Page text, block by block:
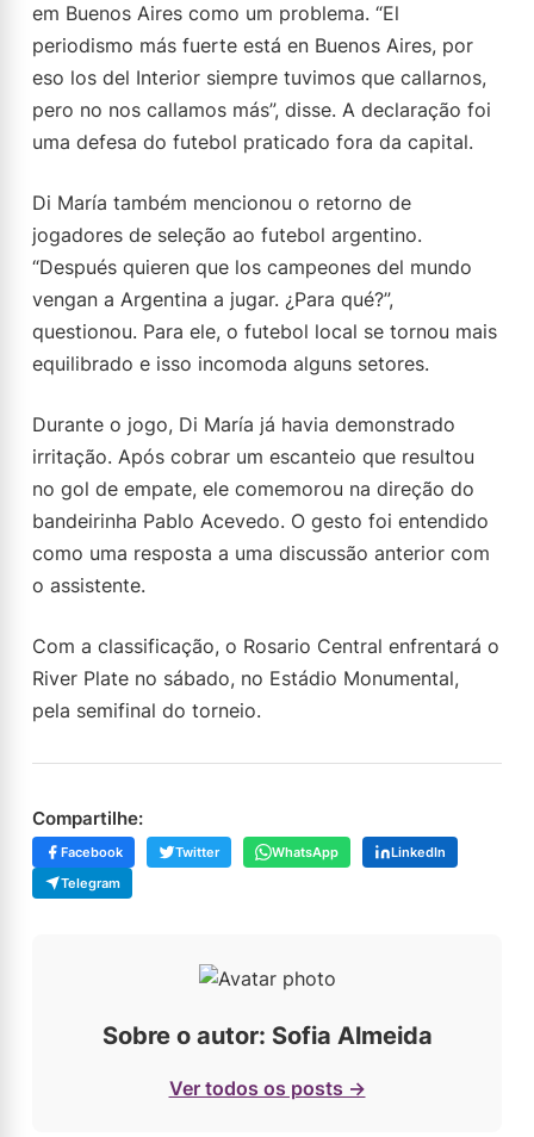
em Buenos Aires como um problema. “El
periodismo más fuerte está en Buenos Aires, por
eso los del Interior siempre tuvimos que callarnos,
pero no nos callamos más”, disse. A declaração foi
uma defesa do futebol praticado fora da capital.
Di María também mencionou o retorno de
jogadores de seleção ao futebol argentino.
“Después quieren que los campeones del mundo
vengan a Argentina a jugar. ¿Para qué?”,
questionou. Para ele, o futebol local se tornou mais
equilibrado e isso incomoda alguns setores.
Durante o jogo, Di María já havia demonstrado
irritação. Após cobrar um escanteio que resultou
no gol de empate, ele comemorou na direção do
bandeirinha Pablo Acevedo. O gesto foi entendido
como uma resposta a uma discussão anterior com
o assistente.
Com a classificação, o Rosario Central enfrentará o
River Plate no sábado, no Estádio Monumental,
pela semifinal do torneio.
Compartilhe:
Facebook Twitter WhatsApp
LinkedIn
Telegram
Sobre o autor: Sofia Almeida
Ver todos os posts →